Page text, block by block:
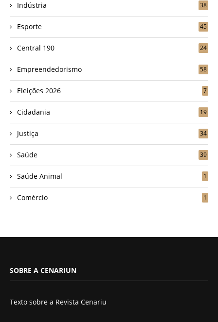
Indústria 38
Esporte 45
Central 190 24
Empreendedorismo 58
Eleições 2026 7
Cidadania 19
Justiça 34
Saúde 39
Saúde Animal 1
Comércio 1
SOBRE A CENARIUN
Texto sobre a Revista Cenariu